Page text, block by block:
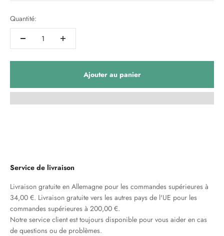
Quantité:
Ajouter au panier
Service de livraison
Livraison gratuite en Allemagne pour les commandes supérieures à
34,00 €. Livraison gratuite vers les autres pays de l'UE pour les
commandes supérieures à 200,00 €.
Notre service client est toujours disponible pour vous aider en cas
de questions ou de problèmes.